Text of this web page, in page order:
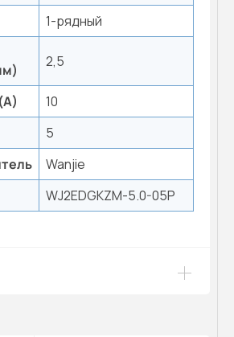
1-рядный
2,5
10
5
Wanjie
WJ2EDGKZM-5.0-05P